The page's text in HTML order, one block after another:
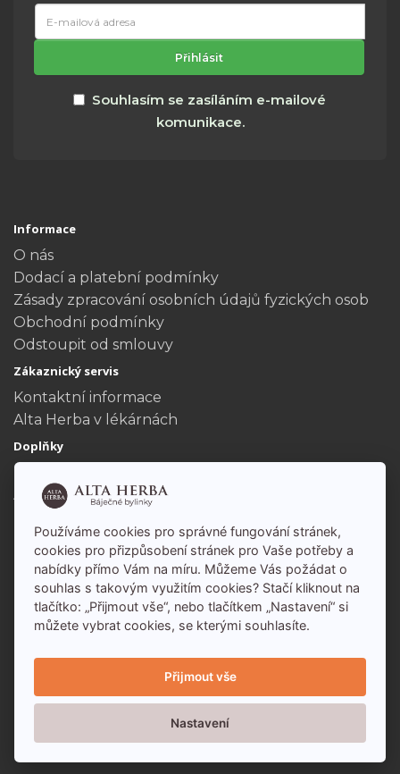
mailová
adresa
Přihlásit
Souhlasím se zasíláním e-mailové
komunikace.
Informace
O nás
Dodací a platební podmínky
Zásady zpracování osobních údajů fyzických osob
Obchodní podmínky
Odstoupit od smlouvy
Zákaznický servis
Kontaktní informace
Alta Herba v lékárnách
Doplňky
Dárkové poukazy
Akční nabídka
Můj účet
Historie objednávek
Alta Herba - báječné bylinky s.r.o. 2026 - Všechna
práva vyhrazena -www.altaherba.cz
Používáme cookies pro správné fungování stránek,
cookies pro přizpůsobení stránek pro Vaše potřeby a
nabídky přímo Vám na míru. Můžeme Vás požádat o
souhlas s takovým využitím cookies? Stačí kliknout na
tlačítko: „Přijmout vše“, nebo tlačítkem „Nastavení“ si
můžete vybrat cookies, se kterými souhlasíte.
Přijmout vše
Nastavení